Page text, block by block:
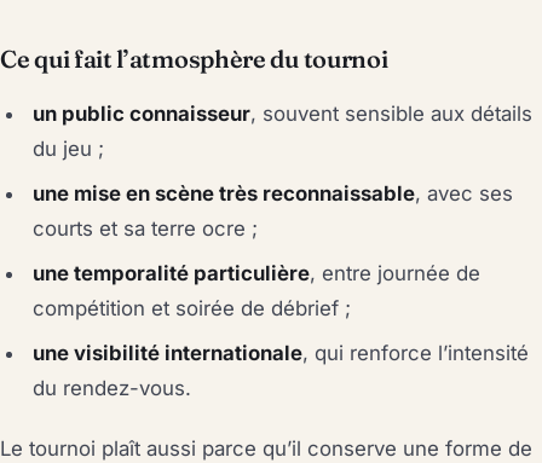
Ce qui fait l’atmosphère du tournoi
un public connaisseur, souvent sensible aux détails
du jeu ;
une mise en scène très reconnaissable, avec ses
courts et sa terre ocre ;
une temporalité particulière, entre journée de
compétition et soirée de débrief ;
une visibilité internationale, qui renforce l’intensité
du rendez-vous.
Le tournoi plaît aussi parce qu’il conserve une forme de